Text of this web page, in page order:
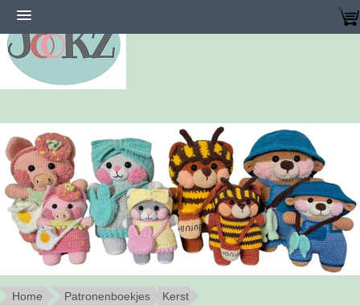
Home Patronenboekjes Kerst